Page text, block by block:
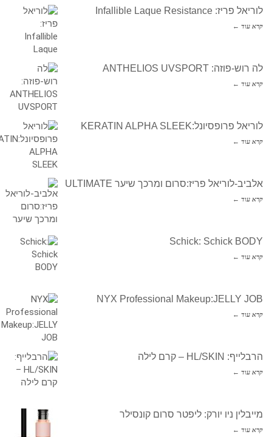
לוריאל פריז: Infallible Laque Resistance
קרא עוד ←
לה רוש-פוזה: ANTHELIOS UVSPORT
קרא עוד ←
לוריאל פרופסיונל:KERATIN ALPHA SLEEK
קרא עוד ←
אלביב-לוריאל פריז:סרום ומרכך שיער ULTIMATE
קרא עוד ←
Schick: Schick BODY
קרא עוד ←
NYX Professional Makeup:JELLY JOB
קרא עוד ←
הרבלייף: HL/SKIN – קרם לילה
קרא עוד ←
מייבלין ניו יורק: ליפטר סרום קונסילר
קרא עוד ←